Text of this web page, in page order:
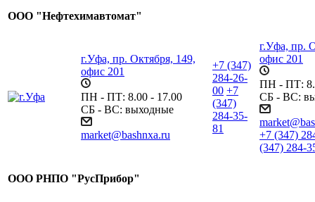
ООО "Нефтехимавтомат"
г.Уфа, пр. Октября, 149,
офис 201
ПН - ПТ: 8.00 - 17.00
СБ - ВС: выходные
market@bashnxa.ru
+7 (347)
284-26-
00 +7
(347)
284-35-
81
г.Уфа, пр.
офис 201
ПН - ПТ:
СБ - ВС:
+7 (347)
(347) 284-
ООО РНПО "РусПрибор"